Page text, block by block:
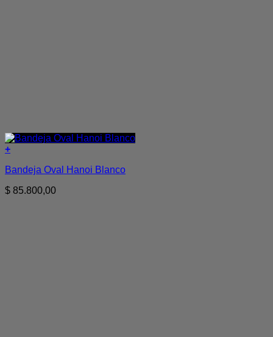
+
Bandeja Oval Hanoi Blanco
$ 85.800,00